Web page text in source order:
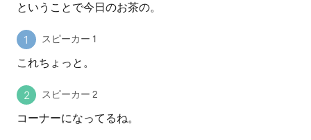
ということで今日のお茶の。
スピーカー 1
これちょっと。
スピーカー 2
コーナーになってるね。